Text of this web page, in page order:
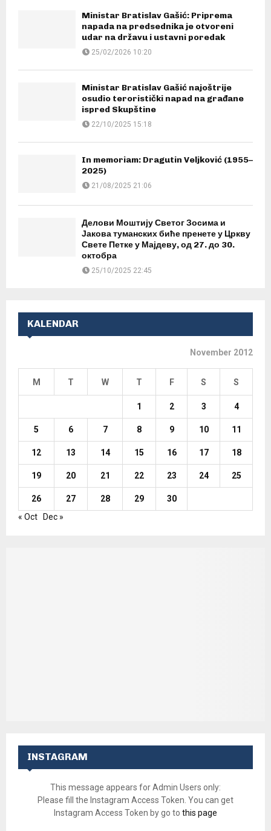
Ministar Bratislav Gašić: Priprema
napada na predsednika je otvoreni
udar na državu i ustavni poredak
25/02/2026 10:20
Ministar Bratislav Gašić najoštrije
osudio teroristički napad na građane
ispred Skupštine
22/10/2025 15:18
In memoriam: Dragutin Veljković (1955–
2025)
21/08/2025 21:06
Делови Моштију Светог Зосима и
Јакова туманских биће пренете у Цркву
Свете Петке у Мајдеву, од 27. до 30.
октобра
25/10/2025 22:45
KALENDAR
November 2012
M T W T F S S
1 2 3 4
5 6 7 8 9 10 11
12 13 14 15 16 17 18
19 20 21 22 23 24 25
26 27 28 29
30
« Oct
Dec »
INSTAGRAM
This message appears for Admin Users only:
Please fill the Instagram Access Token. You can get
Instagram Access Token by go to this page